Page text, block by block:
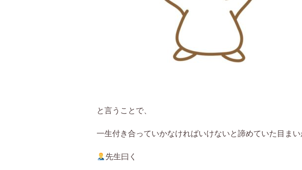
と言うことで、
一生付き合っていかなければいけないと諦めていた目ま
先生曰く